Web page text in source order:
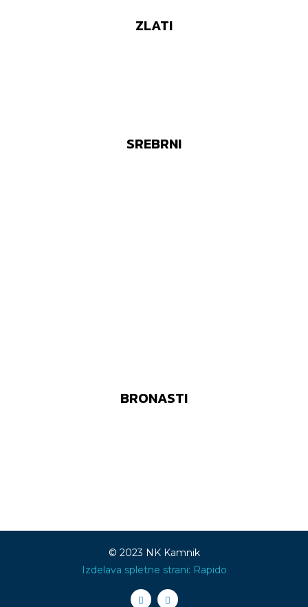
ZLATI
SREBRNI
BRONASTI
© 2023 NK Kamnik
Izdelava spletne strani: Rapido